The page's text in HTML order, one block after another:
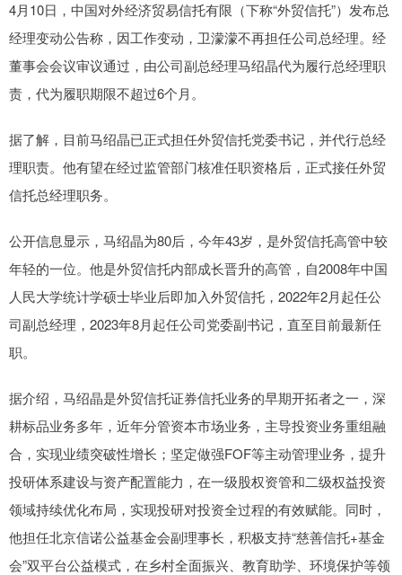
4月10日，中国对外经济贸易信托有限（下称“外贸信托”）发布总
经理变动公告称，因工作变动，卫濛濛不再担任公司总经理。经
董事会会议审议通过，由公司副总经理马绍晶代为履行总经理职
责，代为履职期限不超过6个月。
据了解，目前马绍晶已正式担任外贸信托党委书记，并代行总经
理职责。他有望在经过监管部门核准任职资格后，正式接任外贸
信托总经理职务。
公开信息显示，马绍晶为80后，今年43岁，是外贸信托高管中较
年轻的一位。他是外贸信托内部成长晋升的高管，自2008年中国
人民大学统计学硕士毕业后即加入外贸信托，2022年2月起任公
司副总经理，2023年8月起任公司党委副书记，直至目前最新任
职。
据介绍，马绍晶是外贸信托证券信托业务的早期开拓者之一，深
耕标品业务多年，近年分管资本市场业务，主导投资业务重组融
合，实现业绩突破性增长；坚定做强FOF等主动管理业务，提升
投研体系建设与资产配置能力，在一级股权资管和二级权益投资
领域持续优化布局，实现投研对投资全过程的有效赋能。同时，
他担任北京信诺公益基金会副理事长，积极支持“慈善信托+基金
会”双平台公益模式，在乡村全面振兴、教育助学、环境保护等领